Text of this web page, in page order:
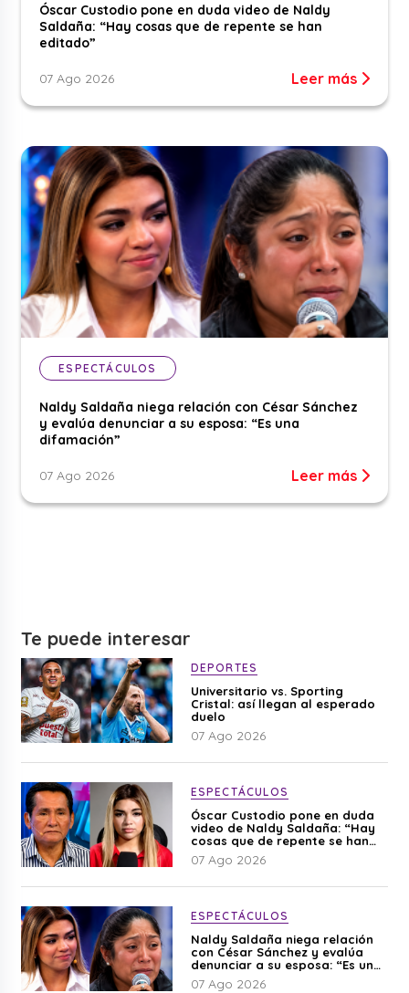
Óscar Custodio pone en duda video de Naldy
Saldaña: “Hay cosas que de repente se han
editado”
07 Ago 2026 Leer más
ESPECTÁCULOS
Naldy Saldaña niega relación con César Sánchez
y evalúa denunciar a su esposa: “Es una
difamación”
07 Ago 2026 Leer más
Te puede interesar
DEPORTES
Universitario vs. Sporting
Cristal: así llegan al esperado
duelo
07 Ago 2026
ESPECTÁCULOS
Óscar Custodio pone en duda
video de Naldy Saldaña: “Hay
cosas que de repente se han
editado”
07 Ago 2026
ESPECTÁCULOS
Naldy Saldaña niega relación
con César Sánchez y evalúa
denunciar a su esposa: “Es una
difamación”
07 Ago 2026